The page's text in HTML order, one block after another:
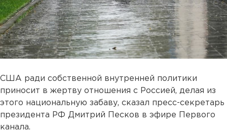
США ради собственной внутренней политики
приносит в жертву отношения с Россией, делая из
этого национальную забаву, сказал пресс-секретарь
президента РФ Дмитрий Песков в эфире Первого
канала.